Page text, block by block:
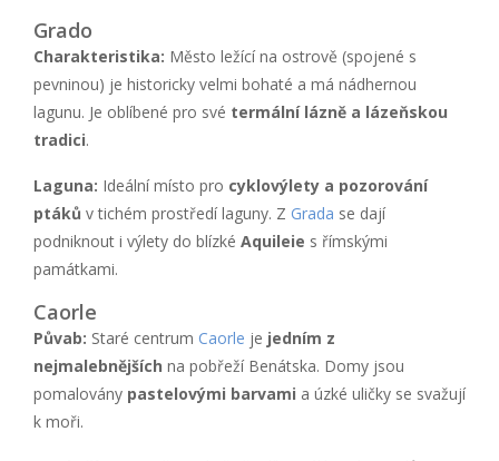
Grado
Charakteristika: Město ležící na ostrově (spojené s
pevninou) je historicky velmi bohaté a má nádhernou
lagunu. Je oblíbené pro své termální lázně a lázeňskou
tradici.
Laguna: Ideální místo pro cyklovýlety a pozorování
ptáků v tichém prostředí laguny. Z Grada se dají
podniknout i výlety do blízké Aquileie s římskými
památkami.
Caorle
Půvab: Staré centrum Caorle je jedním z
nejmalebnějších na pobřeží Benátska. Domy jsou
pomalovány pastelovými barvami a úzké uličky se svažují
k moři.